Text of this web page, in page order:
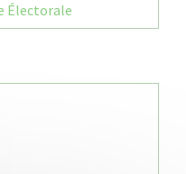
Électorale